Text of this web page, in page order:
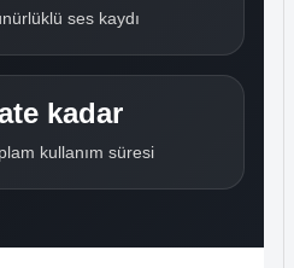
ses kaydı
kadar
kullanım süresi